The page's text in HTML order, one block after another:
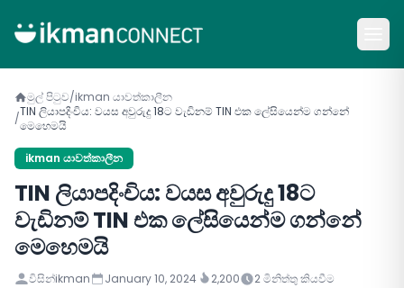
මුල් පිටුව/ikman යාවත්කාලීන
/TIN ලියාපදිංචිය: වයස අවුරුදු 18ට වැඩිනම් TIN එක ලේසියෙන්ම ගන්නේ
මෙහෙමයි
ikman යාවත්කාලීන
TIN ලියාපදිංචිය: වයස අවුරුදු 18ට
වැඩිනම් TIN එක ලේසියෙන්ම ගන්නේ
මෙහෙමයි
විසින්ikman January 10, 2024 2,200 2මිනිත්තු කියවීම